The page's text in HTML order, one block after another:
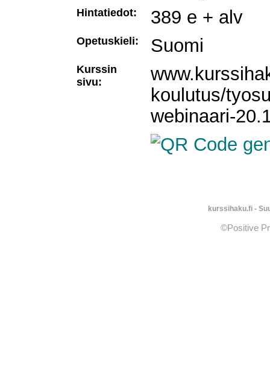
Hintatiedot: 389 e + alv
Opetuskieli: Suomi
Kurssin
sivu:
koulutus/
webinaari-
kurssihaku.fi -
©Positive